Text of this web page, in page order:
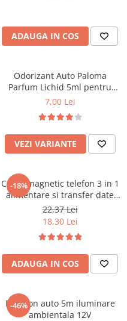
ADAUGA IN COS
Odorizant Auto Paloma
Parfum Lichid 5ml pentru
Masina, Diverse Arome
7,00 Lei
VEZI VARIANTE
-18%
Cablu magnetic telefon 3 in 1
alimentare si transfer date
universal cu 3 capete
22,37 Lei
18,30 Lei
ADAUGA IN COS
-46%
Fir neon auto 5m iluminare
ambientala 12V